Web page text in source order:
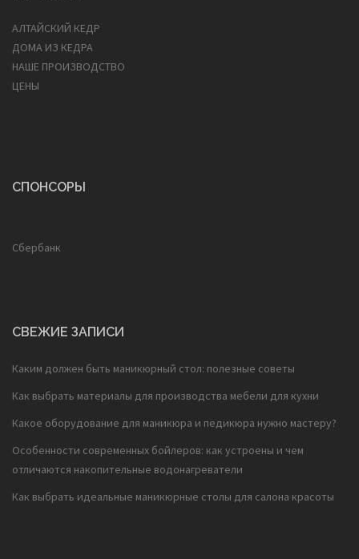
АЛТАЙСКИЙ КЕДР
ДОМА ИЗ КЕДРА
НАШЕ ПРОИЗВОДСТВО
ЦЕНЫ
СПОНСОРЫ
Сбербанк
СВЕЖИЕ ЗАПИСИ
Каким должен быть маникюрный стол: полезные советы
Как выбрать материалы для производства мебели для кухни
Какое оборудование для маникюра и педикюра нужно мастеру?
Особенности современных бойлеров: как устроены и чем
отличаются накопительные водонагреватели
Как выбрать идеальные маникюрные столы для салона красоты